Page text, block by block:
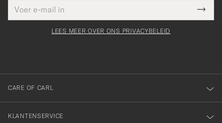
mailadres
veldBedankt
voor
onze
nieuwsbrief!
LEES MEER OVER ONS PRIVACYBELEID
CARE OF CARL
KLANTENSERVICE